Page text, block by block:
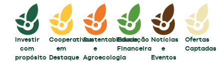
Investir
com
propósito
Cooperativas
em
Destaque
Sustentabilidade
e
Agroecologia
Educação
Financeira
Notícias
e
Eventos
Ofertas
Captadas